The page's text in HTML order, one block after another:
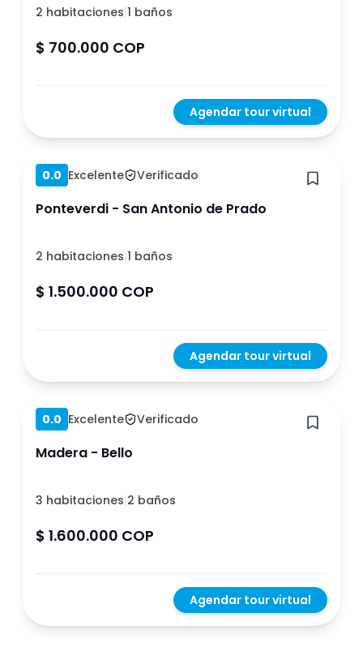
2 habitaciones|1 baños
$ 700.000 COP
Agendar tour virtual
Hace 1 año
0.0 Excelente Verificado
Ponteverdi - San Antonio de Prado
2 habitaciones|1 baños
$ 1.500.000 COP
Agendar tour virtual
Hace 1 año
0.0 Excelente Verificado
Madera - Bello
3 habitaciones|2 baños
$ 1.600.000 COP
Agendar tour virtual
Hace 1 año